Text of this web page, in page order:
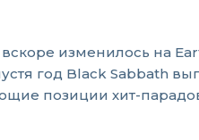
изменилось на
год Black Sabbath
позиции хит-